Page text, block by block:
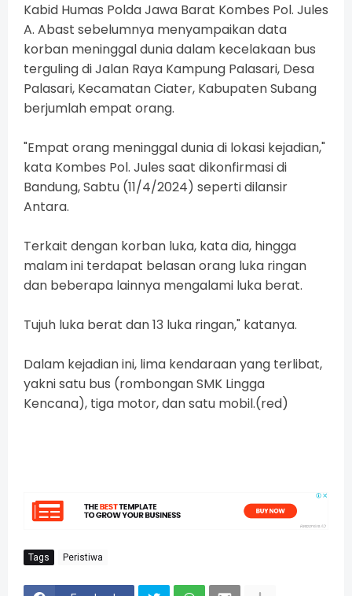
Kabid Humas Polda Jawa Barat Kombes Pol. Jules
A. Abast sebelumnya menyampaikan data
korban meninggal dunia dalam kecelakaan bus
terguling di Jalan Raya Kampung Palasari, Desa
Palasari, Kecamatan Ciater, Kabupaten Subang
berjumlah empat orang.
"Empat orang meninggal dunia di lokasi kejadian,"
kata Kombes Pol. Jules saat dikonfirmasi di
Bandung, Sabtu (11/4/2024) seperti dilansir
Antara.
Terkait dengan korban luka, kata dia, hingga
malam ini terdapat belasan orang luka ringan
dan beberapa lainnya mengalami luka berat.
Tujuh luka berat dan 13 luka ringan," katanya.
Dalam kejadian ini, lima kendaraan yang terlibat,
yakni satu bus (rombongan SMK Lingga
Kencana), tiga motor, dan satu mobil.(red)
Tags Peristiwa